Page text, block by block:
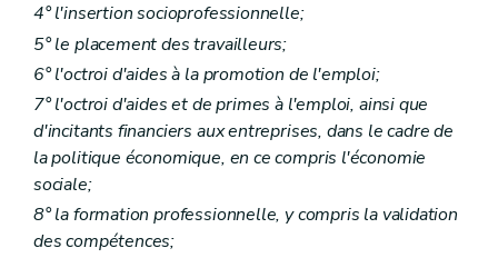
4° l'insertion socioprofessionnelle;
5° le placement des travailleurs;
6° l'octroi d'aides à la promotion de l'emploi;
7° l'octroi d'aides et de primes à l'emploi, ainsi que
d'incitants financiers aux entreprises, dans le cadre de
la politique économique, en ce compris l'économie
sociale;
8° la formation professionnelle, y compris la validation
des compétences;